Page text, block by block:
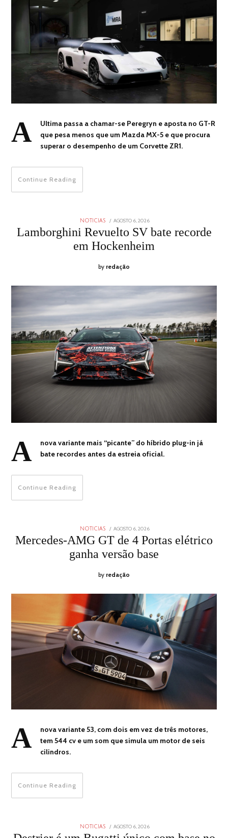
A
Ultima passa a chamar-se Peregryn e aposta no GT-R
que pesa menos que um Mazda MX-5 e que procura
superar o desempenho de um Corvette ZR1.
Continue Reading
NOTICIAS
POSTED
ON
AGOSTO 6, 2026AGOSTO
6,
2026
Lamborghini Revuelto SV bate recorde
em Hockenheim
by redação
A
nova variante mais “picante” do híbrido plug-in já
bate recordes antes da estreia oficial.
Continue Reading
NOTICIAS
POSTED
ON
AGOSTO 6, 2026AGOSTO
2026
Mercedes-AMG GT de 4 Portas elétrico
ganha versão base
by redação
A
nova variante 53, com dois em vez de três motores,
tem 544 cv e um som que simula um motor de seis
cilindros.
Continue Reading
NOTICIAS
POSTED
ON
AGOSTO 6, 2026AGOSTO